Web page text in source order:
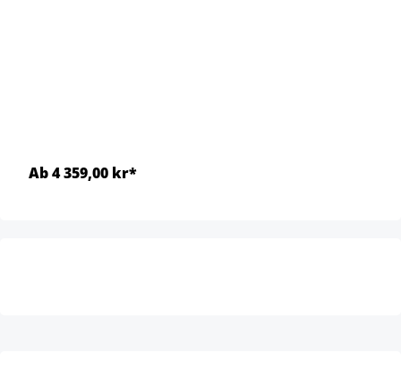
Ab 4 359,00 kr*